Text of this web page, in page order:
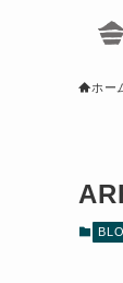
ホー